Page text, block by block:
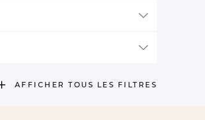
AFFICHER TOUS LES FILTRES